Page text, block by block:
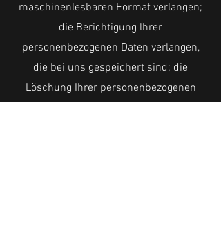
maschinenlesbaren Format verlangen;
die Berichtigung lhrer
personenbezogenen Daten verlangen,
die bei uns gespeichert sind; die
Löschung Ihrer personenbezogenen